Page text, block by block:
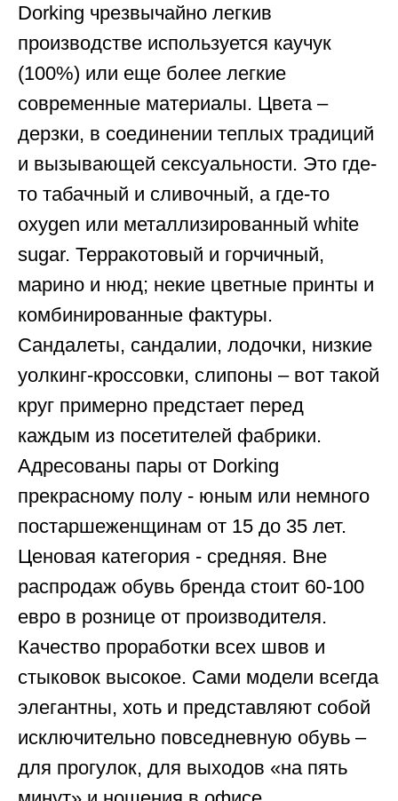
Dorking чрезвычайно легкив
производстве используется каучук
(100%) или еще более легкие
современные материалы. Цвета –
дерзки, в соединении теплых традиций
и вызывающей сексуальности. Это где-
то табачный и сливочный, а где-то
oxygen или металлизированный white
sugar. Терракотовый и горчичный,
марино и нюд; некие цветные принты и
комбинированные фактуры.
Сандалеты, сандалии, лодочки, низкие
уолкинг-кроссовки, слипоны – вот такой
круг примерно предстает перед
каждым из посетителей фабрики.
Адресованы пары от Dorking
прекрасному полу - юным или немного
постаршеженщинам от 15 до 35 лет.
Ценовая категория - средняя. Вне
распродаж обувь бренда стоит 60-100
евро в рознице от производителя.
Качество проработки всех швов и
стыковок высокое. Сами модели всегда
элегантны, хоть и представляют собой
исключительно повседневную обувь –
для прогулок, для выходов «на пять